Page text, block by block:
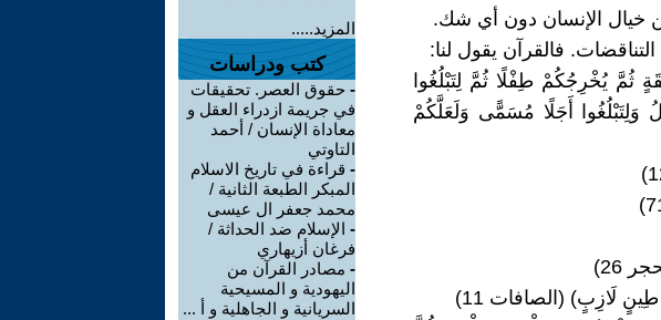
فالقرآن يقول لنا:
يُخْرِجُكُمْ طِفْلًا ثُمَّ لِتَبْلُغُوا
أَجَلًا مُسَمًّى وَلَعَلَّكُمْ
لَازِبٍ) (الصافات 11)
المزيد.....
كتب ودراسات
- حقوق العصر. تحقيقات
في جريمة ازدراء العقل و
معاداة الإنسان / أحمد
التاوتي
- قراءة في تاريخ الاسلام
المبكر الطبعة الثانية /
محمد جعفر ال عيسى
- الإسلام ضد الحداثة /
فرغان أزيهاري
- مصادر القرآن من
اليهودية و المسيحية
السريانية و الجاهلية و أ ...